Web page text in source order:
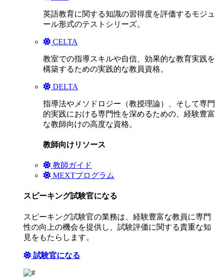
英語教育に関する知識の習得度を評価するモジュ
ール形式のテストシリーズ。
CELTA
教室での指導スキルや自信、効果的な教育実践を
構築するための実践的な教員資格。
DELTA
指導法やメソドロジー（教授理論）、そして専門
的実践における専門性を深めるための、経験豊富
な教師向けの高度な資格。
教師向けリソース
教師ガイド
MEXTプログラム
スピーキング試験官になる
スピーキング試験官の業務は、経験豊富な教員に専門
性の向上の機会を提供し、試験評価に関する貴重な知
見をもたらします。
試験官になる